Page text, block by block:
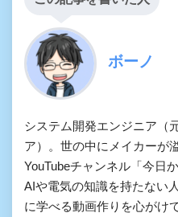
ボーノ
システム開発エンジニア（
ア）。世の中にメイカーが
YouTubeチャンネル「今日
AIや電気の知識を持たない
に学べる動画作りを心がけ